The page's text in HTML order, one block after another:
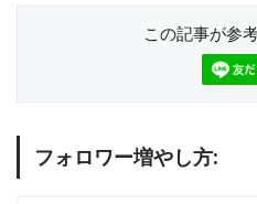
この記事が参
フォロワー増やし方: